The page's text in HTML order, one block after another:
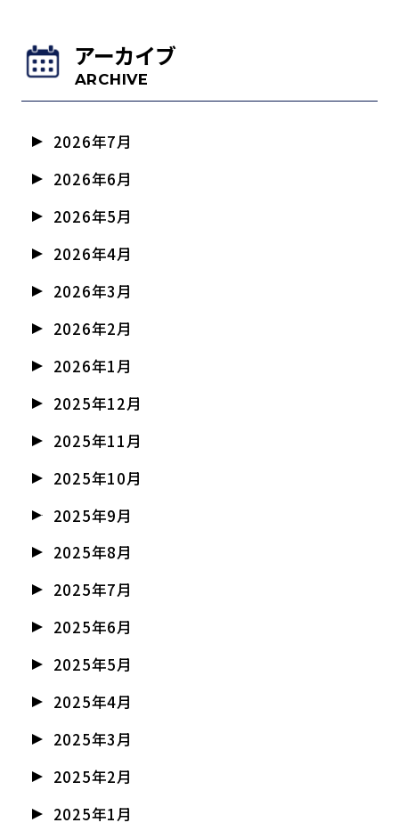
アーカイブ
ARCHIVE
2026年7月
2026年6月
2026年5月
2026年4月
2026年3月
2026年2月
2026年1月
2025年12月
2025年11月
2025年10月
2025年9月
2025年8月
2025年7月
2025年6月
2025年5月
2025年4月
2025年3月
2025年2月
2025年1月